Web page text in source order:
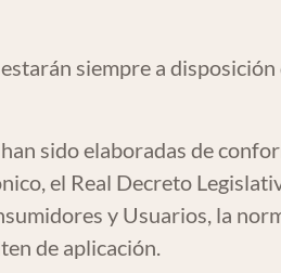
siempre a
sido elaboradas de
el Real Decreto
y Usuarios, la
de aplicación.